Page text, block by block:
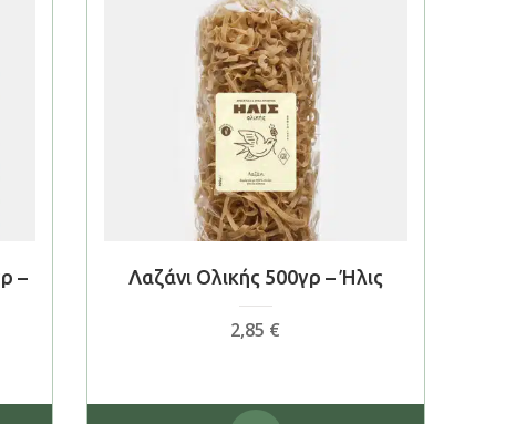
–
Λαζάνι Ολικής 500γρ – Ήλις
2,85 €